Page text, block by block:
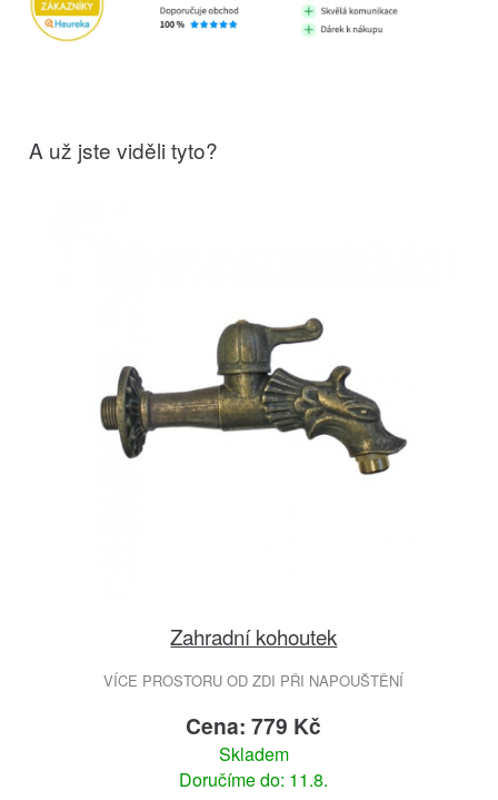
A už jste viděli tyto?
Zahradní kohoutek
VÍCE PROSTORU OD ZDI PŘI NAPOUŠTĚNÍ
Cena: 779 Kč
Skladem
Doručíme do: 11.8.